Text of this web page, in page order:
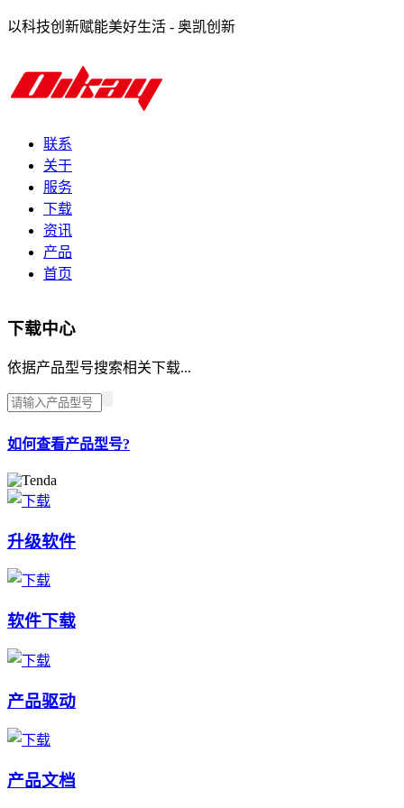
以科技创新赋能美好生活 - 奥凯创新
联系
关于
服务
下载
资讯
产品
首页
下载中心
依据产品型号搜索相关下载...
如何查看产品型号?
升级软件
软件下载
产品驱动
产品文档